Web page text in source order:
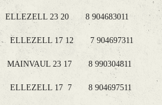
23 20 8 904683011
ELLEZELL 17 12 7 904697311
23 17 8 990304811
ELLEZELL 17 7 8 904697511